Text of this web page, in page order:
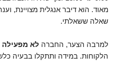
מאוד. הוא דיבר אנגלית מצויינת,
שאלה ששאלתי.
למרבה הצער, החברה לא מפעילה
הלקוחות. במידה ותתקלו בבעיה